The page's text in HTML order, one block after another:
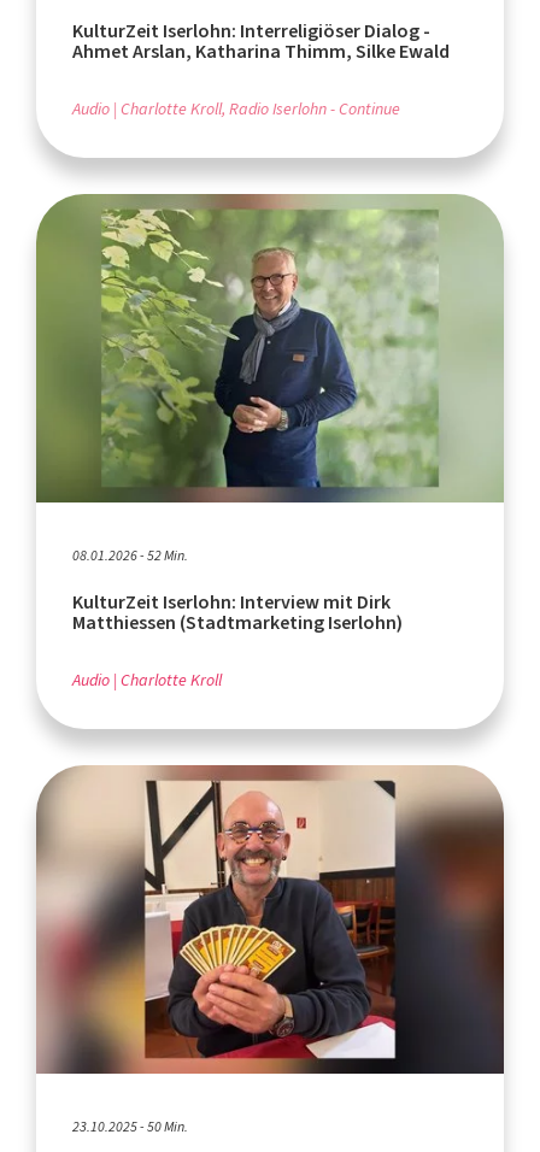
KulturZeit Iserlohn: Interreligiöser Dialog -
Ahmet Arslan, Katharina Thimm, Silke Ewald
Audio Charlotte Kroll, Radio Iserlohn - Continue
08.01.2026 - 52 Min.
KulturZeit Iserlohn: Interview mit Dirk
Matthiessen (Stadtmarketing Iserlohn)
Audio Charlotte Kroll
23.10.2025 - 50 Min.